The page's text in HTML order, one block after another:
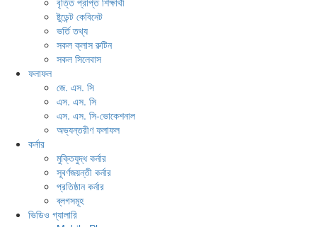
ষ্টুডেন্ট কেবিনেট
ভর্তি তথ্য
সকল ক্লাস রুটিন
সকল সিলেবাস
ফলাফল
জে. এস. সি
এস. এস. সি
এস. এস. সি-ভোকেশনাল
অভ্যন্তরীণ ফলাফল
কর্নার
মুক্তিযুদ্ধ কর্নার
সূবর্ণজয়ন্তী কর্নার
প্রতিষ্ঠান কর্নার
ব্লগসমূহ
ভিডিও গ্যালারি